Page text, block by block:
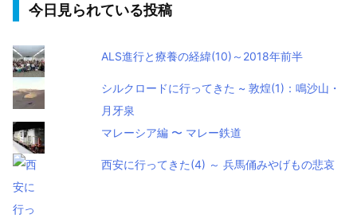
今日見られている投稿
ALS進行と療養の経緯(10)～2018年前半
シルクロードに行ってきた ~ 敦煌(1)：鳴沙山・
月牙泉
マレーシア編 〜 マレー鉄道
西安に行ってきた(4) ～ 兵馬俑みやげもの悲哀